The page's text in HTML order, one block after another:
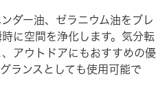
ダー油、ゼラニウム油をブレ
に空間を浄化します。気分転
アウトドアにもおすすめの優
ランスとしても使用可能で